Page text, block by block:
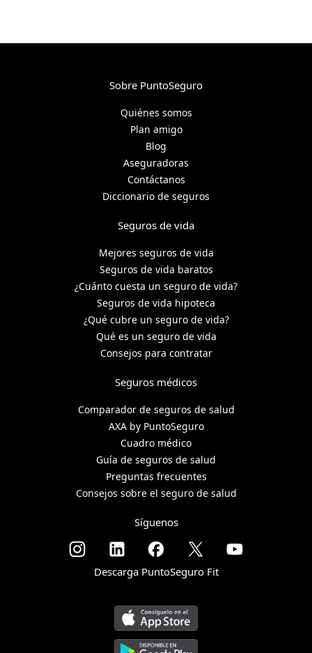
Sobre PuntoSeguro
Quiénes somos
Plan amigo
Blog
Aseguradoras
Contáctanos
Diccionario de seguros
Seguros de vida
Mejores seguros de vida
Seguros de vida baratos
¿Cuánto cuesta un seguro de vida?
Seguros de vida hipoteca
¿Qué cubre un seguro de vida?
Qué es un seguro de vida
Consejos para contratar
Seguros médicos
Comparador de seguros de salud
AXA by PuntoSeguro
Cuadro médico
Guía de seguros de salud
Preguntas frecuentes
Consejos sobre el seguro de salud
Síguenos
Descarga PuntoSeguro Fit